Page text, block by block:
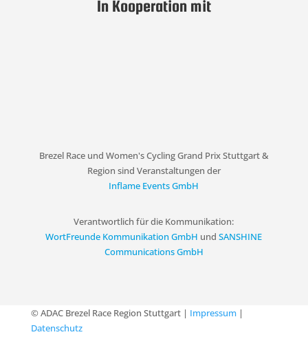
In Kooperation mit
Brezel Race und Women's Cycling Grand Prix Stuttgart &
Region sind Veranstaltungen der
Inflame Events GmbH
Verantwortlich für die Kommunikation:
WortFreunde Kommunikation GmbH undSANSHINE
Communications GmbH
© ADAC Brezel Race Region Stuttgart | Impressum|
Datenschutz